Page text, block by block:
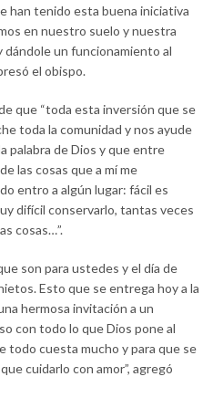
han tenido esta buena iniciativa
en nuestro suelo y nuestra
dándole un funcionamiento al
el obispo.
que “toda esta inversión que se
toda la comunidad y nos ayude
palabra de Dios y que entre
las cosas que a mí me
entro a algún lugar: fácil es
difícil conservarlo, tantas veces
cosas…”.
son para ustedes y el día de
Esto que se entrega hoy a la
hermosa invitación a un
con todo lo que Dios pone al
todo cuesta mucho y para que se
cuidarlo con amor”, agregó